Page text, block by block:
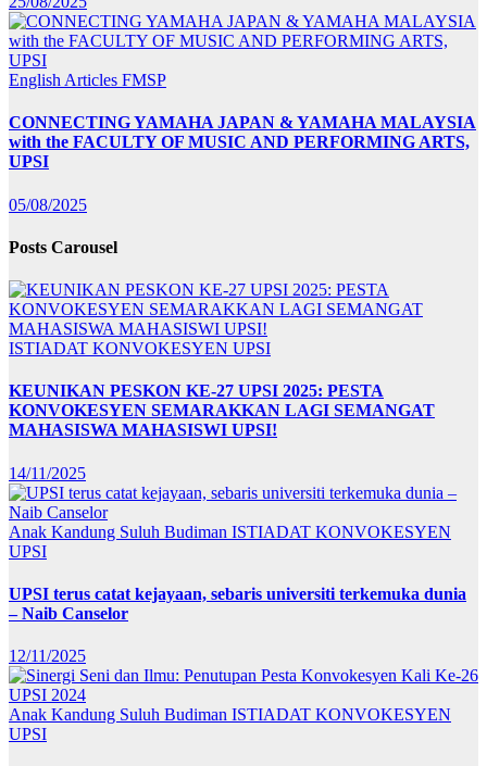
English Articles FMSP
CONNECTING YAMAHA JAPAN & YAMAHA MALAYSIA
with the FACULTY OF MUSIC AND PERFORMING ARTS,
UPSI
05/08/2025
Posts Carousel
ISTIADAT KONVOKESYEN UPSI
KEUNIKAN PESKON KE-27 UPSI 2025: PESTA
KONVOKESYEN SEMARAKKAN LAGI SEMANGAT
MAHASISWA MAHASISWI UPSI!
14/11/2025
Anak Kandung Suluh Budiman ISTIADAT KONVOKESYEN
UPSI
UPSI terus catat kejayaan, sebaris universiti terkemuka dunia
– Naib Canselor
12/11/2025
Anak Kandung Suluh Budiman ISTIADAT KONVOKESYEN
UPSI